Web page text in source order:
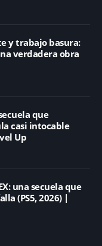
y trabajo basura:
verdadera obra
que
casi intocable
Up
una secuela que
(PS5, 2026) |